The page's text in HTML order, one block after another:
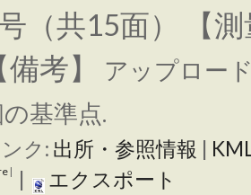
（共15面） 【
備考】
アップロー
基準点.
ク: 出所・参照情報 |
| | エクスポート